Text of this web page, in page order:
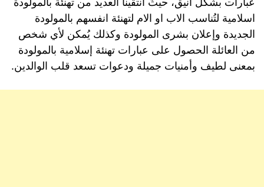
اسلامية لتُناسب الاب او الام لتهنئة انفسهم بالمولودة
الجديدة وإعلان بشرى المولودة وكذلك يُمكن لأي شخص
من العائلة الحصول على عبارات تهنئة إسلامية بالمولودة
بمعنى لطيف وأمنيات جميلة ودعوات تسعد قلب الوالدين.